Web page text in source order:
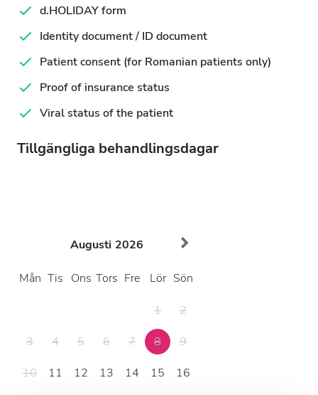
d.HOLIDAY form
Identity document / ID document
Patient consent (for Romanian patients only)
Proof of insurance status
Viral status of the patient
Tillgängliga behandlingsdagar
Augusti 2026
Mån Tis Ons Tors Fre Lör Sön
1
2
3
4 5 6 7 8
9
10
11 12 13 14 15
16